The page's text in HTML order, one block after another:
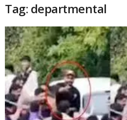
Tag: departmental